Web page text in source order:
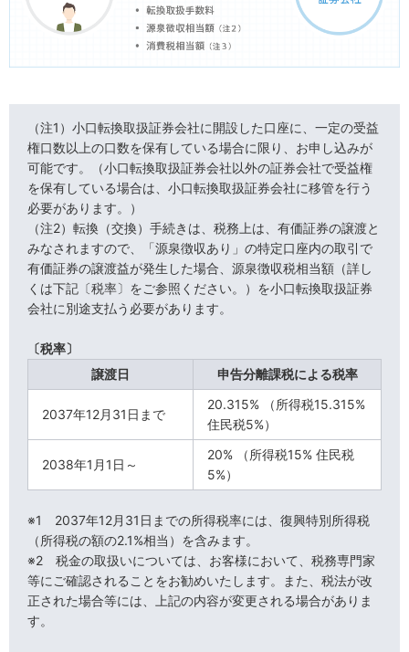
（注1）小口転換取扱証券会社に開設した口座に、一定の受益
権口数以上の口数を保有している場合に限り、お申し込みが
可能です。（小口転換取扱証券会社以外の証券会社で受益権
を保有している場合は、小口転換取扱証券会社に移管を行う
必要があります。）
（注2）転換（交換）手続きは、税務上は、有価証券の譲渡と
みなされますので、「源泉徴収あり」の特定口座内の取引で
有価証券の譲渡益が発生した場合、源泉徴収税相当額（詳し
くは下記〔税率〕をご参照ください。）を小口転換取扱証券
会社に別途支払う必要があります。
〔税率〕
譲渡日
申告分離課税による税率
2037年12月31日まで
20.315% （所得税15.315%
住民税5%）
2038年1月1日～
20% （所得税15% 住民税
5%）
※1 2037年12月31日までの所得税率には、復興特別所得税
（所得税の額の2.1%相当）を含みます。
※2 税金の取扱いについては、お客様において、税務専門家
等にご確認されることをお勧めいたします。また、税法が改
正された場合等には、上記の内容が変更される場合がありま
す。